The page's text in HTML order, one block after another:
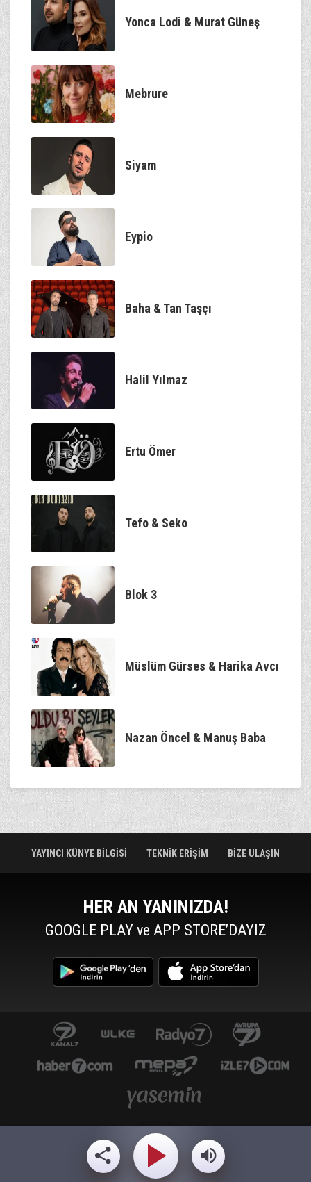
Yonca Lodi & Murat Güneş
Mebrure
Siyam
Eypio
Baha & Tan Taşçı
Halil Yılmaz
Ertu Ömer
Tefo & Seko
Blok 3
Müslüm Gürses & Harika Avcı
Nazan Öncel & Manuş Baba
YAYINCI KÜNYE BİLGİSİ TEKNİK ERİŞİM BİZE ULAŞIN
HER AN YANINIZDA!
GOOGLE PLAY ve APP STORE’DAYIZ